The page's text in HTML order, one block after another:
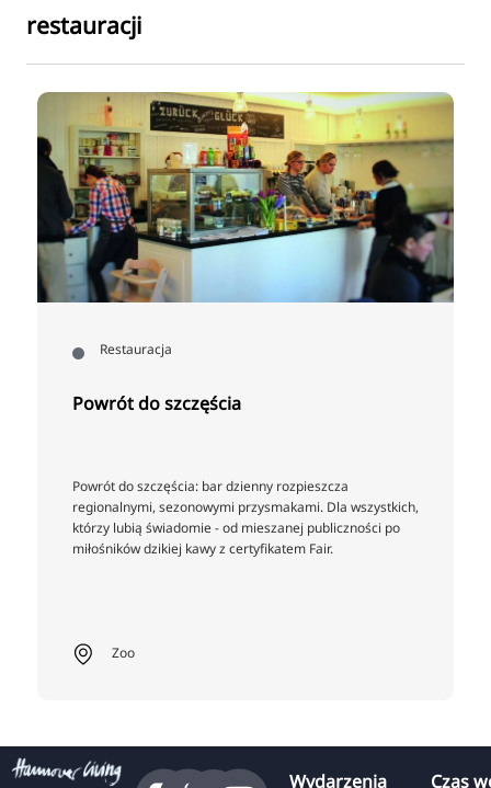
restauracji
Restauracja
Powrót do szczęścia
Powrót do szczęścia: bar dzienny rozpieszcza
regionalnymi, sezonowymi przysmakami. Dla wszystkich,
którzy lubią świadomie - od mieszanej publiczności po
miłośników dzikiej kawy z certyfikatem Fair.
Zoo
Wydarzenia Czas